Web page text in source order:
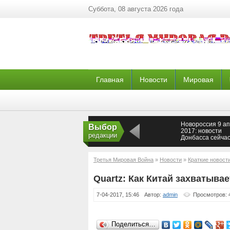
Суббота, 08 августа 2026 года
Главная Новости Мировая
Выбор
редакции
Новороссия 9
2017: новости
Донбасса
последние
Донецка
Третья Мировая Война » Новости » Краткие
Quartz: Как Китай
7-04-2017, 15:46 Автор: admin Просмотров:
Поделиться…